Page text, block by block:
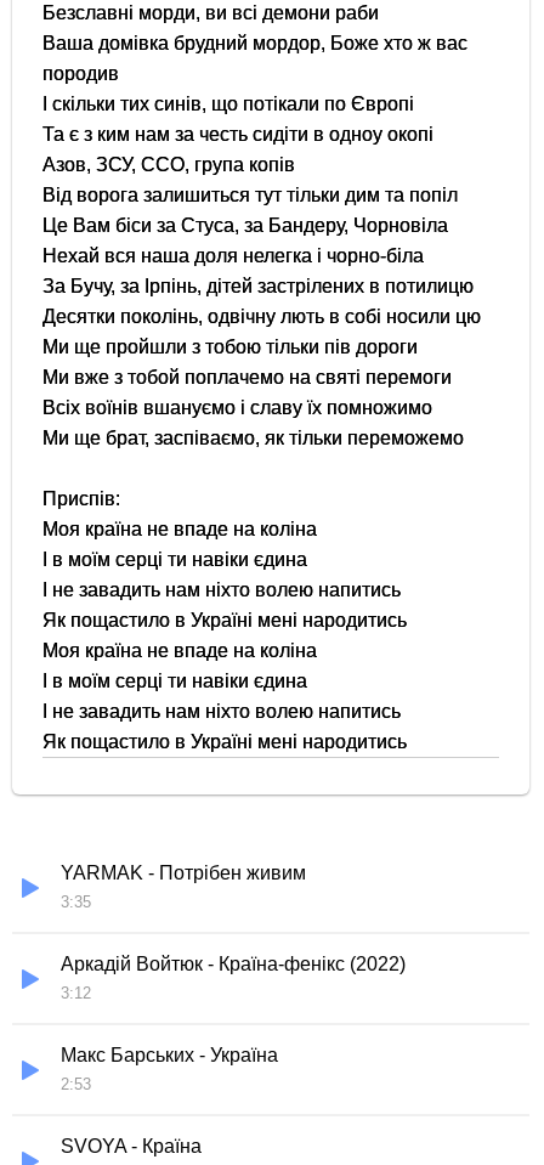
Безславні морди, ви всі демони раби
Ваша домівка брудний мордор, Боже хто ж вас
породив
І скільки тих синів, що потікали по Європі
Та є з ким нам за честь сидіти в одноу окопі
Азов, ЗСУ, ССО, група копів
Від ворога залишиться тут тільки дим та попіл
Це Вам біси за Стуса, за Бандеру, Чорновіла
Нехай вся наша доля нелегка і чорно-біла
За Бучу, за Ірпінь, дітей застрілених в потилицю
Десятки поколінь, одвічну лють в собі носили цю
Ми ще пройшли з тобою тільки пів дороги
Ми вже з тобой поплачемо на святі перемоги
Всіх воїнів вшануємо і славу їх помножимо
Ми ще брат, заспіваємо, як тільки переможемо
Приспів:
Моя країна не впаде на коліна
І в моїм серці ти навіки єдина
І не завадить нам ніхто волею напитись
Як пощастило в Україні мені народитись
Моя країна не впаде на коліна
І в моїм серці ти навіки єдина
І не завадить нам ніхто волею напитись
Як пощастило в Україні мені народитись
YARMAK - Потрібен живим
3:35
Аркадій Войтюк - Країна-фенікс (2022)
3:12
Макс Барських - Україна
2:53
SVOYA - Країна